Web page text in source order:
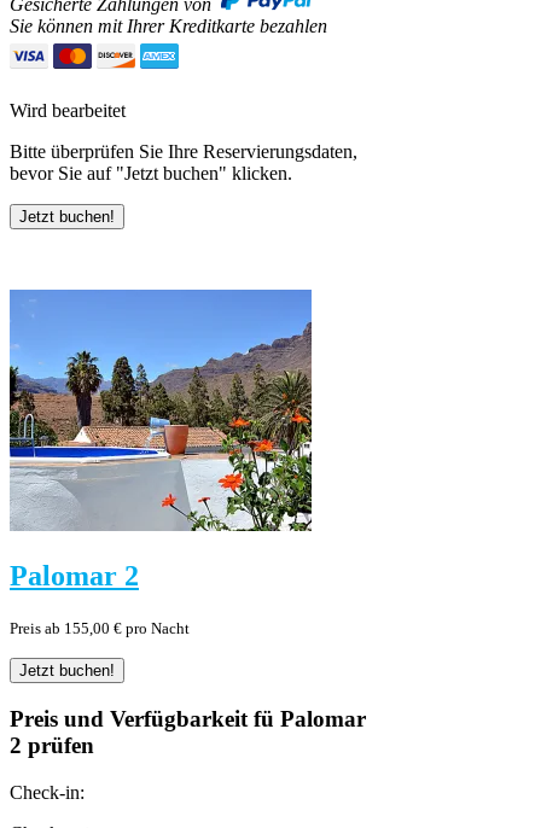
Gesicherte Zahlungen von
Sie können mit Ihrer Kreditkarte bezahlen
Wird bearbeitet
Bitte überprüfen Sie Ihre Reservierungsdaten,
bevor Sie auf "Jetzt buchen" klicken.
Palomar 2
Preis ab 155,00 € pro Nacht
Preis und Verfügbarkeit fü Palomar
2 prüfen
Check-in: